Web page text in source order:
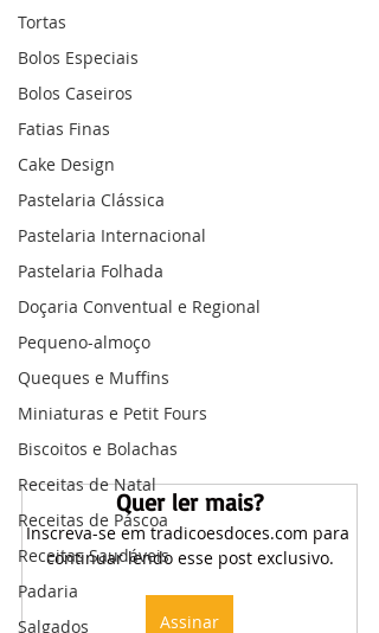
Tortas
Bolos Especiais
Bolos Caseiros
Fatias Finas
Cake Design
Pastelaria Clássica
Pastelaria Internacional
Pastelaria Folhada
Doçaria Conventual e Regional
Pequeno-almoço
Queques e Muffins
Miniaturas e Petit Fours
Biscoitos e Bolachas
Receitas de Natal
Receitas de Páscoa
Receitas Saudáveis
Padaria
Salgados
Quer ler mais?
Inscreva-se em tradicoesdoces.com para
continuar lendo esse post exclusivo.
Assinar